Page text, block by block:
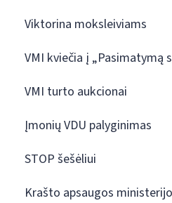
Viktorina moksleiviams
VMI kviečia į „Pasimatymą
VMI turto aukcionai
Įmonių VDU palyginimas
STOP šešėliui
Krašto apsaugos